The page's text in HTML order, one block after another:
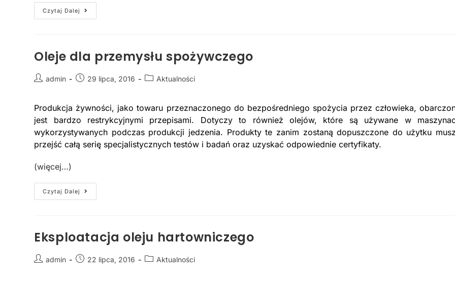
Czytaj Dalej
Oleje dla przemysłu spożywczego
admin 29 lipca, 2016 Aktualności
Produkcja żywności, jako towaru przeznaczonego do bezpośredniego spożycia przez człowieka,
jest bardzo restrykcyjnymi przepisami. Dotyczy to również olejów, które są używane w
wykorzystywanych podczas produkcji jedzenia. Produkty te zanim zostaną dopuszczone do użytku
przejść całą serię specjalistycznych testów i badań oraz uzyskać odpowiednie certyfikaty.
(więcej…)
Czytaj Dalej
Eksploatacja oleju hartowniczego
admin 22 lipca, 2016 Aktualności